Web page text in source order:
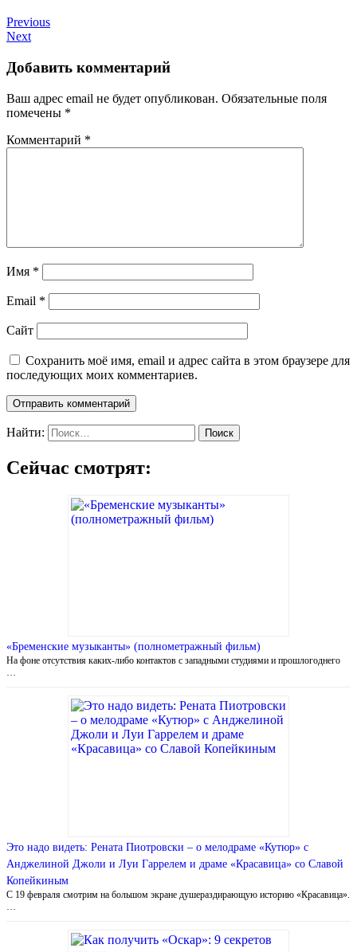
Previous
Next
Добавить комментарий
Ваш адрес email не будет опубликован. Обязательные поля
помечены *
Комментарий *
Имя *
Email *
Сайт
Сохранить моё имя, email и адрес сайта в этом браузере для
последующих моих комментариев.
Найти:
Сейчас смотрят:
«Бременские музыканты» (полнометражный фильм)
На фоне отсутствия каких-либо контактов с западными студиями и прошлогоднего
Это надо видеть: Рената Пиотровски – о мелодраме «Кутюр» с
Анджелиной Джоли и Луи Гаррелем и драме «Красавица» со Славой
Копейкиным
С 19 февраля смотрим на большом экране душераздирающую историю «Красавица».